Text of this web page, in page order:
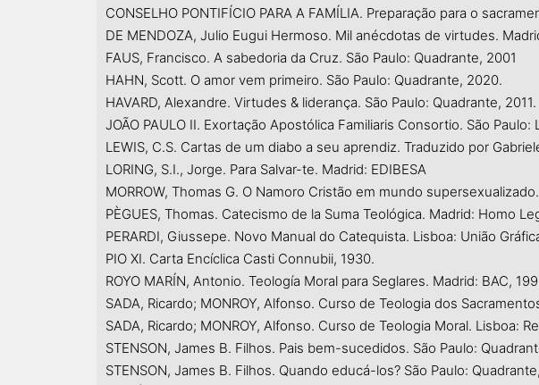
CONSELHO PONTIFÍCIO PARA A FAMÍLIA. Preparação para o
DE MENDOZA, Julio Eugui Hermoso. Mil anécdotas de virtudes.
FAUS, Francisco. A sabedoria da Cruz. São Paulo: Quadrante, 2001
HAHN, Scott. O amor vem primeiro. São Paulo: Quadrante, 2020.
HAVARD, Alexandre. Virtudes & liderança. São Paulo: Quadrante, 2011.
JOÃO PAULO II. Exortação Apostólica Familiaris Consortio. São Paulo:
LEWIS, C.S. Cartas de um diabo a seu aprendiz. Traduzido por
LORING, S.I., Jorge. Para Salvar-te. Madrid: EDIBESA
MORROW, Thomas G. O Namoro Cristão em mundo
PÈGUES, Thomas. Catecismo de la Suma Teológica. Madrid: Homo
PERARDI, Giussepe. Novo Manual do Catequista. Lisboa: União
PIO XI. Carta Encíclica Casti Connubii, 1930.
ROYO MARÍN, Antonio. Teología Moral para Seglares. Madrid: BAC,
SADA, Ricardo; MONROY, Alfonso. Curso de Teologia dos
SADA, Ricardo; MONROY, Alfonso. Curso de Teologia Moral. Lisboa:
STENSON, James B. Filhos. Pais bem-sucedidos. São Paulo:
STENSON, James B. Filhos. Quando educá-los? São Paulo: